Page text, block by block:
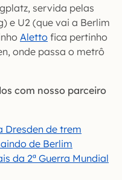
servida pelas
e U2 (que vai a Berlim
Aletto fica pertinho
onde passa o metrô
com nosso parceiro
Dresden de trem
de Berlim
da 2ª Guerra Mundial